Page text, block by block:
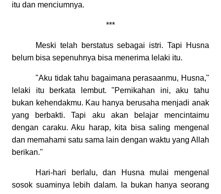
itu dan menciumnya.
***
Meski telah berstatus sebagai istri. Tapi Husna
belum bisa sepenuhnya bisa menerima lelaki itu.
"Aku tidak tahu bagaimana perasaanmu, Husna,"
lelaki itu berkata lembut. "Pernikahan ini, aku tahu
bukan kehendakmu. Kau hanya berusaha menjadi anak
yang berbakti. Tapi aku akan belajar mencintaimu
dengan caraku. Aku harap, kita bisa saling mengenal
dan memahami satu sama lain dengan waktu yang Allah
berikan."
Hari-hari berlalu, dan Husna mulai mengenal
sosok suaminya lebih dalam. Ia bukan hanya seorang